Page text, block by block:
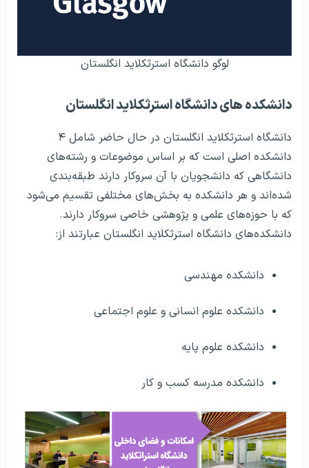
لوگو دانشگاه استرثکلاید انگلستان
دانشکده های دانشگاه استرثکلاید انگلستان
دانشگاه استرثکلاید انگلستان در حال حاضر شامل ۴
دانشکده اصلی است که بر اساس موضوعات و رشته‌های
دانشگاهی که دانشجویان با آن سروکار دارند طبقه‌بندی
شده‌اند و هر دانشکده به بخش‌های مختلفی تقسیم می‌شود
که با حوزه‌های علمی و پژوهشی خاصی سروکار دارند.
دانشکده‌های دانشگاه استرثکلاید انگلستان عبارتند از:
دانشکده مهندسی
دانشکده علوم انسانی و علوم اجتماعی
دانشکده علوم پایه
دانشکده مدرسه کسب و کار